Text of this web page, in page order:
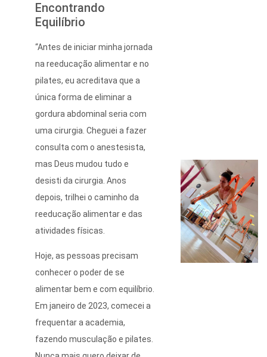
Encontrando
Equilíbrio
“Antes de iniciar minha jornada
na reeducação alimentar e no
pilates, eu acreditava que a
única forma de eliminar a
gordura abdominal seria com
uma cirurgia. Cheguei a fazer
consulta com o anestesista,
mas Deus mudou tudo e
desisti da cirurgia. Anos
depois, trilhei o caminho da
reeducação alimentar e das
atividades físicas.
Hoje, as pessoas precisam
conhecer o poder de se
alimentar bem e com equilíbrio.
Em janeiro de 2023, comecei a
frequentar a academia,
fazendo musculação e pilates.